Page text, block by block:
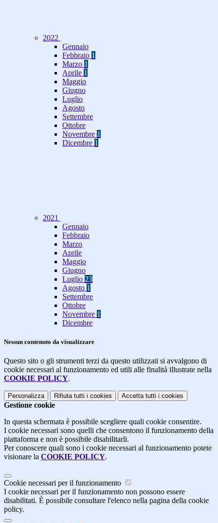
2022
Gennaio
Febbraio 1
Marzo 1
Aprile 1
Maggio
Giugno
Luglio
Agosto
Settembre
Ottobre
Novembre 1
Dicembre 1
2021
Gennaio
Febbraio
Marzo
Aprile
Maggio
Giugno
Luglio 23
Agosto 1
Settembre
Ottobre
Novembre 1
Dicembre
Nessun contenuto da visualizzare
Questo sito o gli strumenti terzi da questo utilizzati si avvalgono di
cookie necessari al funzionamento ed utili alle finalità illustrate nella
COOKIE POLICY.
Personalizza Rifiuta tutti i cookies Accetta tutti i cookies
Gestione cookie
In questa schermata è possibile scegliere quali cookie consentire.
I cookie necessari sono quelli che consentono il funzionamento della
piattaforma e non è possibile disabilitarli.
Per conoscere quali sono i cookie necessari al funzionamento potete
visionare la COOKIE POLICY.
Cookie necessari per il funzionamento
I cookie necessari per il funzionamento non possono essere
disabilitati. È possibile consultare l'elenco nella pagina della cookie
policy.